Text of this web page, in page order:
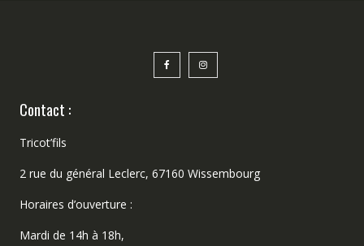
Contact :
Tricot’fils
2 rue du général Leclerc, 67160 Wissembourg
Horaires d’ouverture :
Mardi de 14h à 18h,